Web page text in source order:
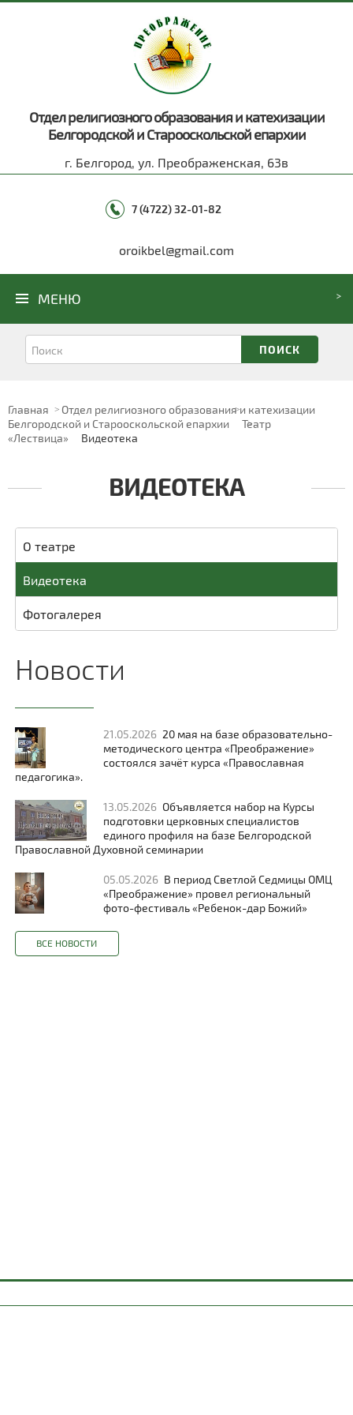
Отдел религиозного образования и катехизации
Белгородской и Старооскольской епархии
г. Белгород, ул. Преображенская, 63в
7 (4722) 32-01-82
oroikbel@gmail.com
МЕНЮ
Главная
Отдел религиозного образования и катехизации
Белгородской и Старооскольской епархии
Театр
«Лествица»
Видеотека
ВИДЕОТЕКА
О театре
Видеотека
Фотогалерея
Новости
21.05.2026 20 мая на базе образовательно-
методического центра «Преображение»
состоялся зачёт курса «Православная
педагогика».
13.05.2026 Объявляется набор на Курсы
подготовки церковных специалистов
единого профиля на базе Белгородской
Православной Духовной семинарии
05.05.2026 В период Светлой Седмицы ОМЦ
«Преображение» провел региональный
фото-фестиваль «Ребенок-дар Божий»
ВСЕ НОВОСТИ